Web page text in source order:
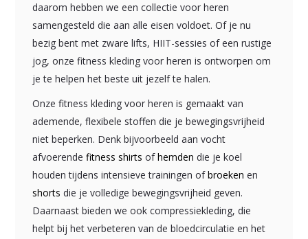
daarom hebben we een collectie voor heren
samengesteld die aan alle eisen voldoet. Of je nu
bezig bent met zware lifts, HIIT-sessies of een rustige
jog, onze fitness kleding voor heren is ontworpen om
je te helpen het beste uit jezelf te halen.
Onze fitness kleding voor heren is gemaakt van
ademende, flexibele stoffen die je bewegingsvrijheid
niet beperken. Denk bijvoorbeeld aan vocht
afvoerendefitness shirts ofhemden die je koel
houden tijdens intensieve trainingen ofbroeken en
shorts die je volledige bewegingsvrijheid geven.
Daarnaast bieden we ook compressiekleding, die
helpt bij het verbeteren van de bloedcirculatie en het